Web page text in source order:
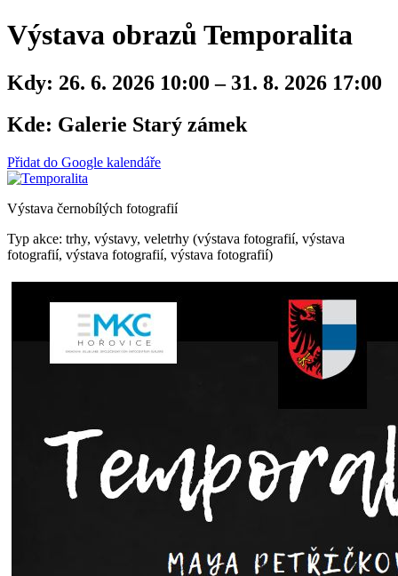
Výstava obrazů Temporalita
Kdy: 26. 6. 2026 10:00 – 31. 8. 2026 17:00
Kde: Galerie Starý zámek
Přidat do Google kalendáře
Výstava černobílých fotografií
Typ akce: trhy, výstavy, veletrhy (výstava fotografií, výstava
fotografií, výstava fotografií, výstava fotografií)